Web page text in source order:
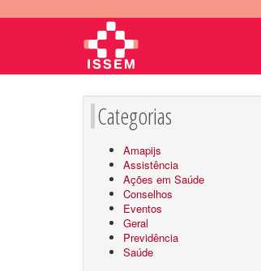
Categorias
Amapijs
Assistência
Ações em Saúde
Conselhos
Eventos
Geral
Previdência
Saúde